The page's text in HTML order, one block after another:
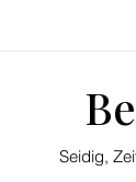
Seidig,